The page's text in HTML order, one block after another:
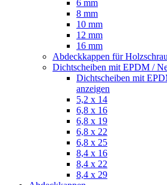
6 mm
8 mm
10 mm
12 mm
16 mm
Abdeckkappen für
Dichtscheiben mit EPDM /
Dichtscheiben mit
anzeigen
5,2 x 14
6,8 x 16
6,8 x 19
6,8 x 22
6,8 x 25
8,4 x 16
8,4 x 22
8,4 x 29